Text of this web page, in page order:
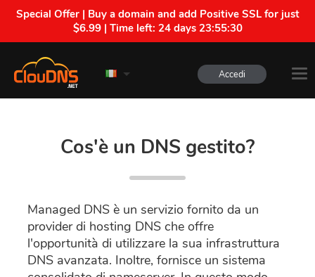
Special Offer | Buy a domain and add Positive SSL for just
$6.99 | Time left: 24 days 23:55:29
Accedi
Cos'è un DNS gestito?
Managed DNS è un servizio fornito da un
provider di hosting DNS che offre
l'opportunità di utilizzare la sua infrastruttura
DNS avanzata. Inoltre, fornisce un sistema